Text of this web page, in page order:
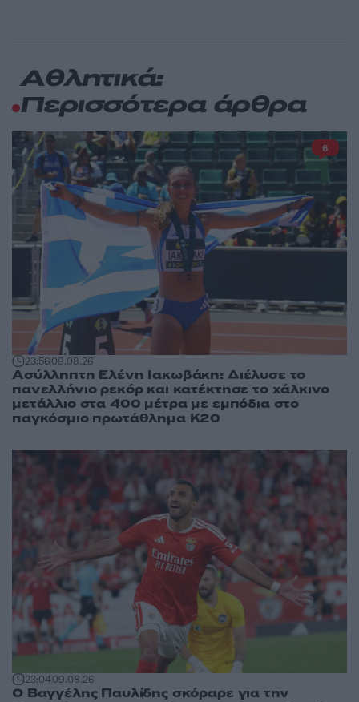
Αθλητικά:
Περισσότερα άρθρα
23:5609.08.26
Ασύλληπτη Ελένη Ιακωβάκη: Διέλυσε το
πανελλήνιο ρεκόρ και κατέκτησε το χάλκινο
μετάλλιο στα 400 μέτρα με εμπόδια στο
παγκόσμιο πρωτάθλημα Κ20
6
23:0409.08.26
Ο Βαγγέλης Παυλίδης σκόραρε για την